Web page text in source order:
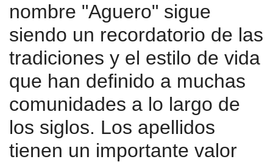
nombre "Aguero" sigue
siendo un recordatorio de las
tradiciones y el estilo de vida
que han definido a muchas
comunidades a lo largo de
los siglos. Los apellidos
tienen un importante valor